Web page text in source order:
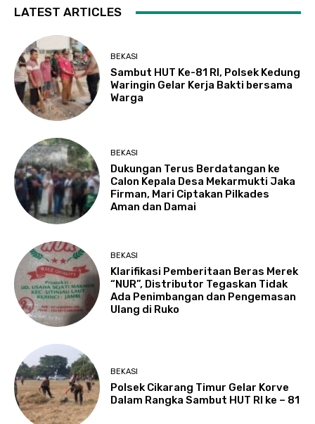
LATEST ARTICLES
BEKASI
Sambut HUT Ke-81 RI, Polsek Kedung
Waringin Gelar Kerja Bakti bersama
Warga
BEKASI
Dukungan Terus Berdatangan ke
Calon Kepala Desa Mekarmukti Jaka
Firman, Mari Ciptakan Pilkades
Aman dan Damai
BEKASI
Klarifikasi Pemberitaan Beras Merek
“NUR”, Distributor Tegaskan Tidak
Ada Penimbangan dan Pengemasan
Ulang di Ruko
BEKASI
Polsek Cikarang Timur Gelar Korve
Dalam Rangka Sambut HUT RI ke – 81